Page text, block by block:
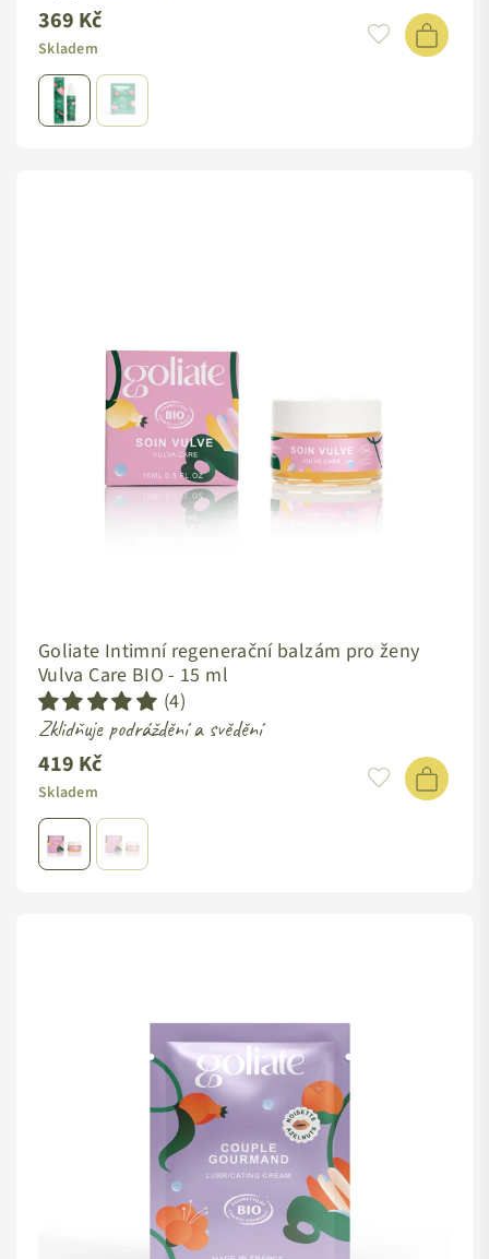
369 Kč
Skladem
Goliate Intimní regenerační balzám pro ženy
Vulva Care BIO - 15 ml
(4)
Zklidňuje podráždění a svědění
419 Kč
Skladem